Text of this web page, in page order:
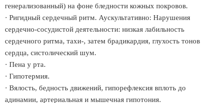
генерализованный) на фоне бледности кожных покровов.
· Ригидный сердечный ритм. Аускультативно: Нарушения
сердечно-сосудистой деятельности: низкая лабильность
сердечного ритма, тахи-, затем брадикардия, глухость тонов
сердца, систолический шум.
· Пена у рта.
· Гипотермия.
· Вялость, бедность движений, гипорефлексия вплоть до
адинамии, артериальная и мышечная гипотония.